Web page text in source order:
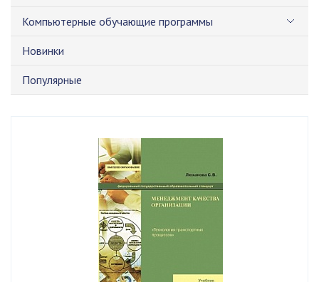
Компьютерные обучающие программы
Новинки
Популярные